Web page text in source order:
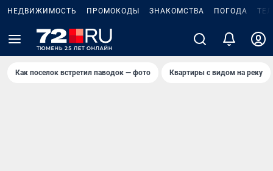
НЕДВИЖИМОСТЬ ПРОМОКОДЫ ЗНАКОМСТВА ПОГОДА
Как поселок встретил паводок — фото Квартиры с видом на реку